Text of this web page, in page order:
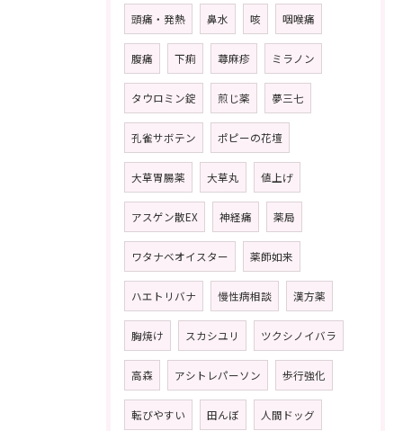
頭痛・発熱 鼻水 咳 咽喉痛
腹痛 下痢 蕁麻疹 ミラノン
タウロミン錠 煎じ薬 夢三七
孔雀サボテン ポピーの花壇
大草胃腸薬 大草丸 値上げ
アスゲン散EX 神経痛 薬局
ワタナベオイスター 薬師如来
ハエトリバナ 慢性病相談 漢方薬
胸焼け スカシユリ ツクシノイバラ
高森 アシトレパーソン 歩行強化
転びやすい 田んぼ 人間ドッグ